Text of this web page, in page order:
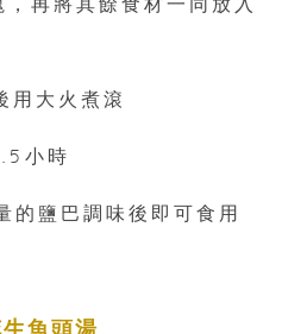
用大火煮滾
小時
的鹽巴調味後即可食用
生魚頭湯